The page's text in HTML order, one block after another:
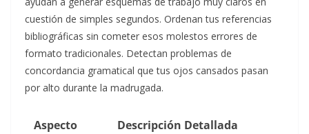
cuestión de simples segundos. Ordenan tus referencias
bibliográficas sin cometer esos molestos errores de
formato tradicionales. Detectan problemas de
concordancia gramatical que tus ojos cansados pasan
por alto durante la madrugada.
Aspecto
Descripción Detallada